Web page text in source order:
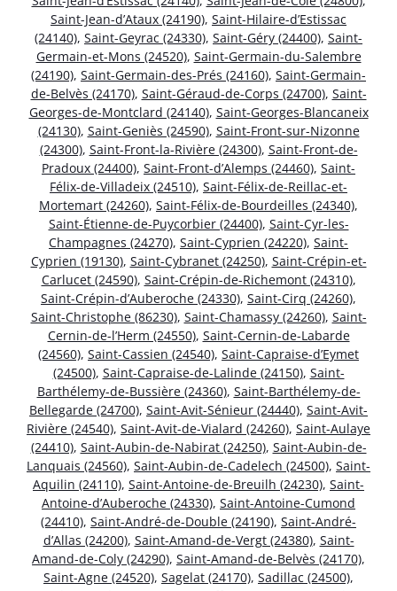
Saint-Jean-d’Ataux (24190), Saint-Hilaire-d’Estissac
(24140), Saint-Geyrac (24330), Saint-Géry (24400), Saint-
Germain-et-Mons (24520), Saint-Germain-du-Salembre
(24190), Saint-Germain-des-Prés (24160), Saint-Germain-
de-Belvès (24170), Saint-Géraud-de-Corps (24700), Saint-
Georges-de-Montclard (24140), Saint-Georges-Blancaneix
(24130), Saint-Geniès (24590), Saint-Front-sur-Nizonne
(24300), Saint-Front-la-Rivière (24300), Saint-Front-de-
Pradoux (24400), Saint-Front-d’Alemps (24460), Saint-
Félix-de-Villadeix (24510), Saint-Félix-de-Reillac-et-
Mortemart (24260), Saint-Félix-de-Bourdeilles (24340),
Saint-Étienne-de-Puycorbier (24400), Saint-Cyr-les-
Champagnes (24270), Saint-Cyprien (24220), Saint-
Cyprien (19130), Saint-Cybranet (24250), Saint-Crépin-et-
Carlucet (24590), Saint-Crépin-de-Richemont (24310),
Saint-Crépin-d’Auberoche (24330), Saint-Cirq (24260),
Saint-Christophe (86230), Saint-Chamassy (24260), Saint-
Cernin-de-l’Herm (24550), Saint-Cernin-de-Labarde
(24560), Saint-Cassien (24540), Saint-Capraise-d’Eymet
(24500), Saint-Capraise-de-Lalinde (24150), Saint-
Barthélemy-de-Bussière (24360), Saint-Barthélemy-de-
Bellegarde (24700), Saint-Avit-Sénieur (24440), Saint-Avit-
Rivière (24540), Saint-Avit-de-Vialard (24260), Saint-Aulaye
(24410), Saint-Aubin-de-Nabirat (24250), Saint-Aubin-de-
Lanquais (24560), Saint-Aubin-de-Cadelech (24500), Saint-
Aquilin (24110), Saint-Antoine-de-Breuilh (24230), Saint-
Antoine-d’Auberoche (24330), Saint-Antoine-Cumond
(24410), Saint-André-de-Double (24190), Saint-André-
d’Allas (24200), Saint-Amand-de-Vergt (24380), Saint-
Amand-de-Coly (24290), Saint-Amand-de-Belvès (24170),
Saint-Agne (24520), Sagelat (24170), Sadillac (24500),